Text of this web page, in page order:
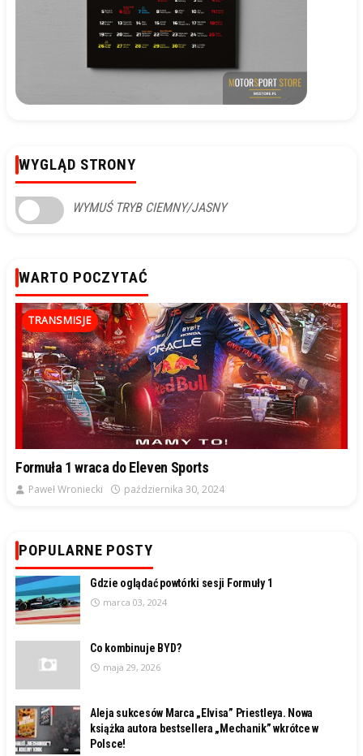
WYGLĄD STRONY
WYMUŚ TRYB CIEMNY/JASNY
WARTO POCZYTAĆ
TRANSMISJE
Formuła 1 wraca do Eleven Sports
Paweł Wroniecki października 30, 2024
POPULARNE POSTY
Gdzie oglądać powtórki sesji Formuły 1
marca 03, 2024
Co kombinuje BYD?
maja 29, 2026
Aleja sukcesów Marca „Elvisa” Priestleya. Nowa
książka autora bestsellera „Mechanik” wkrótce w
Polsce!